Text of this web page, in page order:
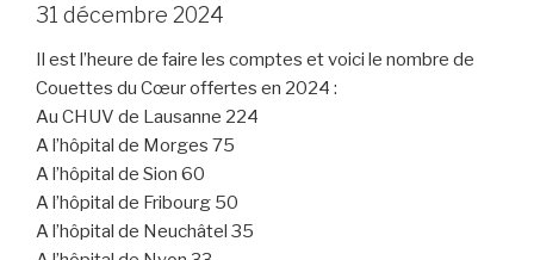
31 décembre 2024
Il est l’heure de faire les comptes et voici le nombre de
Couettes du Cœur offertes en 2024 :
Au CHUV de Lausanne 224
A l’hôpital de Morges 75
A l’hôpital de Sion 60
A l’hôpital de Fribourg 50
A l’hôpital de Neuchâtel 35